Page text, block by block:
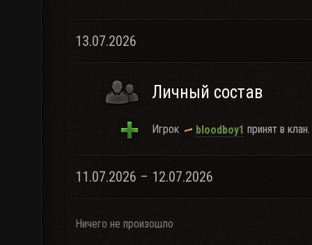
13.07.2026
Личный состав
Игрок bloodboy1 принят в клан.
11.07.2026 – 12.07.2026
Ничего не произошло